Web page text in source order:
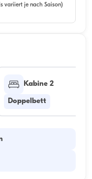
variiert je nach Saison)
Kabine 2
Doppelbett